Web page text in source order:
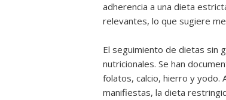
adherencia a una dieta
relevantes, lo que sugiere
El seguimiento de dietas sin
nutricionales. Se han
folatos, calcio, hierro y yodo.
manifiestas, la dieta